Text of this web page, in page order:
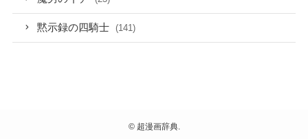
黙示録の四騎士 (141)
©超漫画辞典.